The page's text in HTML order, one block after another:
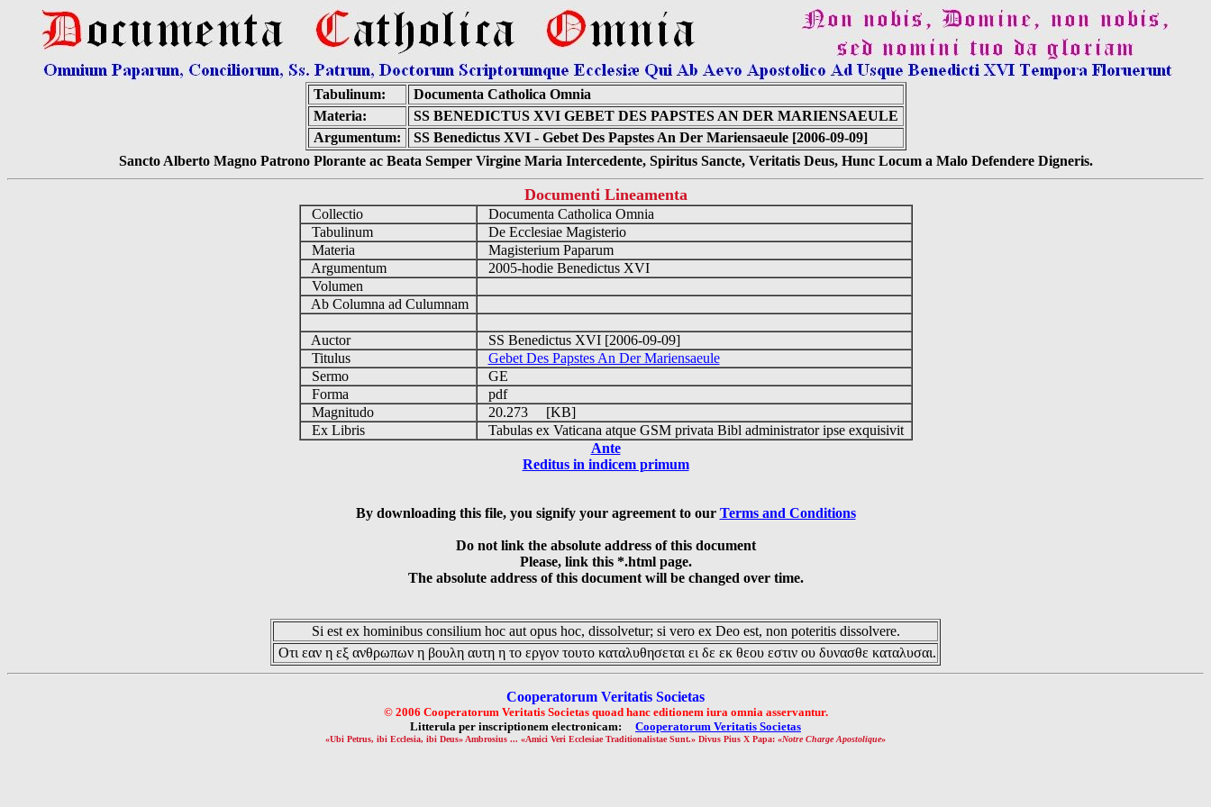
Tabulinum:
Documenta Catholica Omnia
Materia:
SS BENEDICTUS XVI GEBET DES PAPSTES AN DER MARIENSAEULE
Argumentum:
SS Benedictus XVI - Gebet Des Papstes An Der Mariensaeule [2006-09-09]
Sancto Alberto Magno Patrono Plorante ac Beata Semper Virgine Maria Intercedente, Spiritus Sancte, Veritatis Deus, Hunc Locum a Malo Defendere Digneris.
Documenti Lineamenta
Collectio
Documenta Catholica Omnia
Tabulinum
De Ecclesiae Magisterio
Materia
Magisterium Paparum
Argumentum
2005-hodie Benedictus XVI
Volumen
Ab Columna ad Culumnam
Auctor
SS Benedictus XVI [2006-09-09]
Titulus
Gebet Des Papstes An Der Mariensaeule
Sermo
GE
Forma
pdf
Magnitudo
20.273 [KB]
Ex Libris
Tabulas ex Vaticana atque GSM privata Bibl administrator ipse exquisivit
Ante
Reditus in indicem primum
By downloading this file, you signify your agreement to our Terms and Conditions
Do not link the absolute address of this document
Please, link this *.html page.
The absolute address of this document will be changed over time.
Si est ex hominibus consilium hoc aut opus hoc, dissolvetur; si vero ex Deo est, non poteritis dissolvere.
Οτι εαν η εξ ανθρωπων η βουλη αυτη η το εργον τουτο καταλυθησεται ει δε εκ θεου εστιν ου δυνασθε καταλυσαι.
Cooperatorum Veritatis Societas
© 2006 Cooperatorum Veritatis Societas quoad hanc editionem iura omnia asservantur.
Litterula per inscriptionem electronicam: Cooperatorum Veritatis Societas
«Ubi Petrus, ibi Ecclesia, ibi Deus» Ambrosius ... «Amici Veri Ecclesiae Traditionalistae Sunt.» Divus Pius X Papa: «Notre Charge Apostolique»